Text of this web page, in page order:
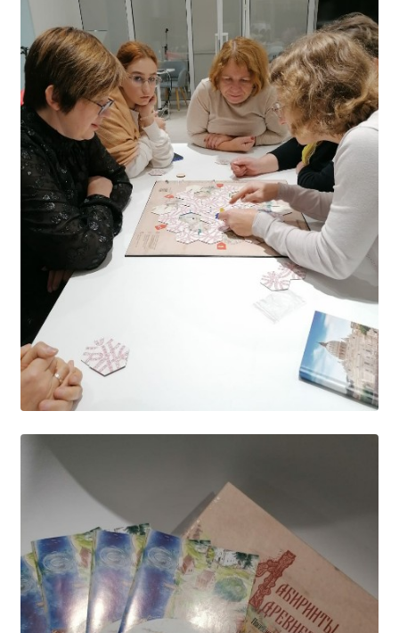
Общероссийская база вакансий "Работа в
России"
Сбербанк Онлайн - оплачивайте
образовательные услуги